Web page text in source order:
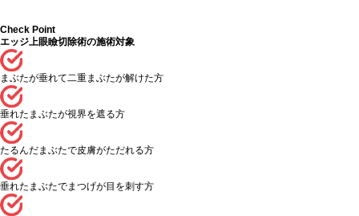
Check Point
エッジ上眼瞼切除術の施術対象
まぶたが垂れて二重まぶたが解けた方
垂れたまぶたが視界を遮る方
たるんだまぶたで皮膚がただれる方
垂れたまぶたでまつげが目を刺す方